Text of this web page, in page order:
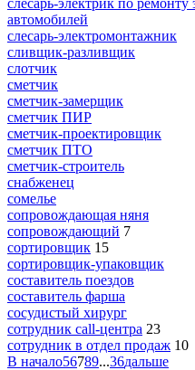
автомобилей
слесарь-электромонтажник
сливщик-разливщик
слотчик
сметчик
сметчик-замерщик
сметчик ПИР
сметчик-проектировщик
сметчик ПТО
сметчик-строитель
снабженец
сомелье
сопровождающая няня
сопровождающий 7
сортировщик 15
сортировщик-упаковщик
составитель поездов
составитель фарша
сосудистый хирург
сотрудник call-центра 23
сотрудник в отдел продаж 10
В начало56789...36дальше